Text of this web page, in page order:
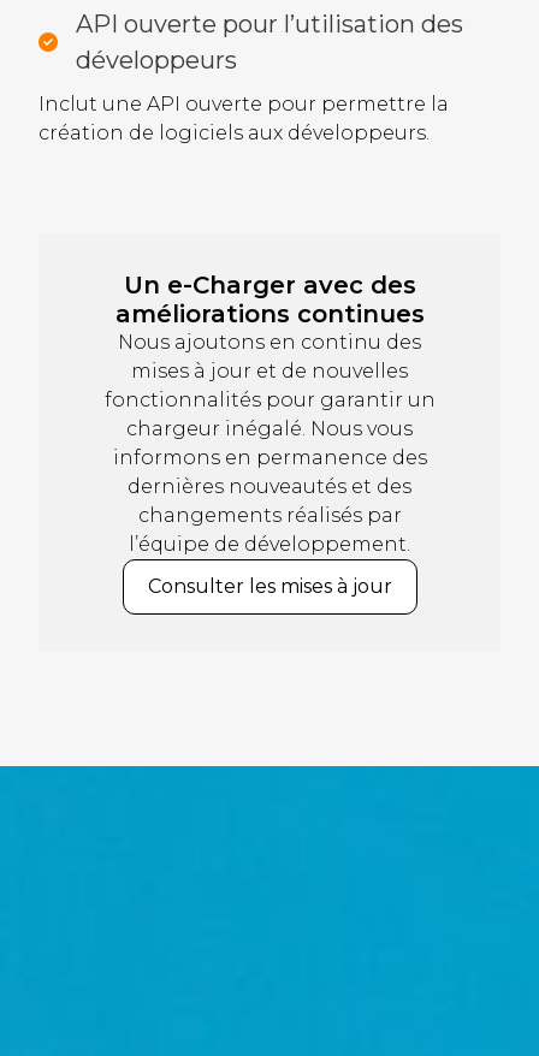
API ouverte pour l’utilisation des
développeurs
Inclut une API ouverte pour permettre la
création de logiciels aux développeurs.
Un e-Charger avec des
améliorations continues
Nous ajoutons en continu des
mises à jour et de nouvelles
fonctionnalités pour garantir un
chargeur inégalé. Nous vous
informons en permanence des
dernières nouveautés et des
changements réalisés par
l’équipe de développement.
Consulter les mises à jour